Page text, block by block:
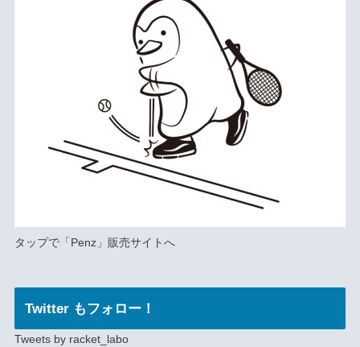
タップで「Penz」 販売サイトへ
Twitter もフォロー！
Tweets by racket_labo